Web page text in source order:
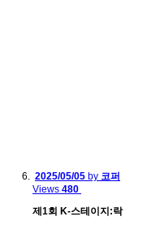
2025/05/05 by 코퍼
Views 480
제1회 K-스테이지:락